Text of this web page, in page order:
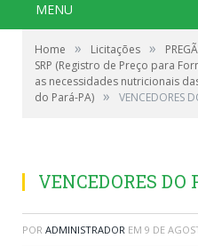
MENU
Home » Licitações »
SRP (Registro de Preço para
as necessidades nutricionais
do Pará-PA) » VENCEDORES
VENCEDORES DO
POR ADMINISTRADOR EM 9 DE